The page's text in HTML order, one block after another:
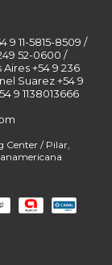
9 11-5815-8509 /
52-0600 /
Aires +54 9 236
Suarez +54 9